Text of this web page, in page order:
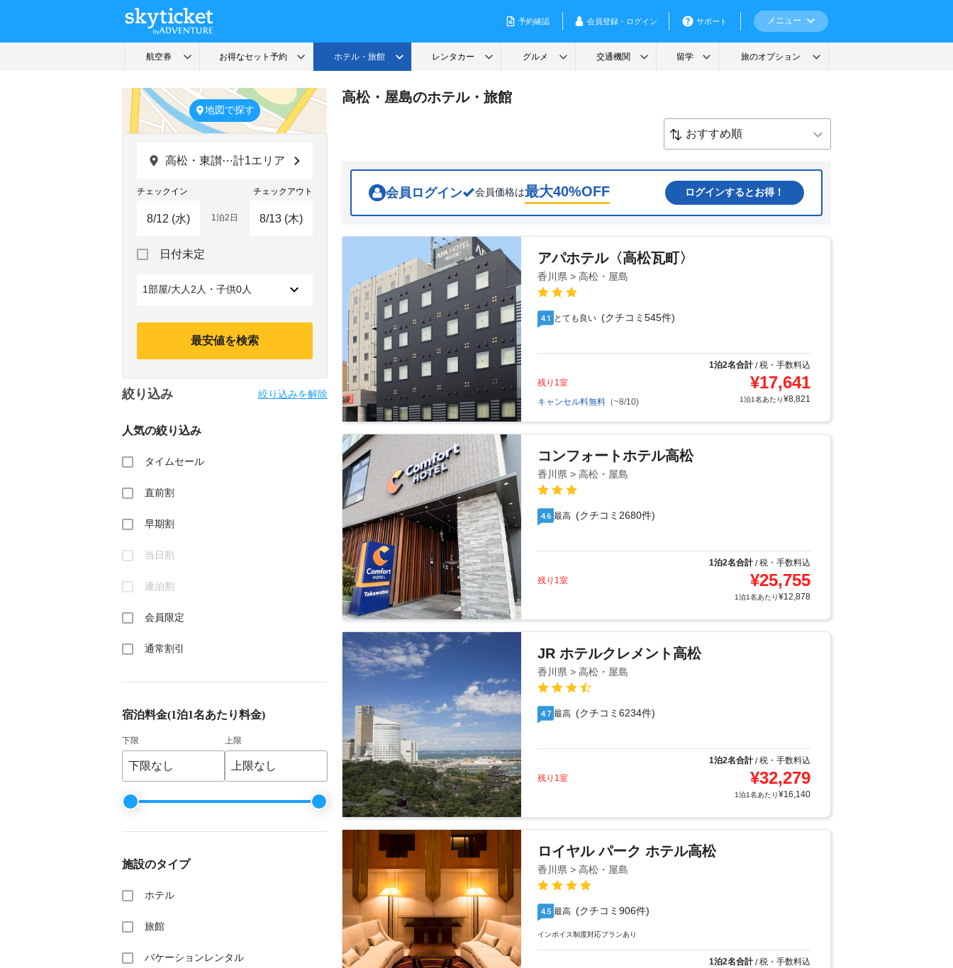
地図で探す
高松・東讃⋯計1エリア
チェックイン チェックアウト
forward
with
a
Press
the
key
get
shortcuts
changing
1泊2日
with
select
Press
the
日付未定
1部屋/大人2人・子供0人
最安値を検索
絞り込み 絞り込みを解除
人気の絞り込み
タイムセール
直前割
早期割
当日割
連泊割
会員限定
通常割引
宿泊料金(1泊1名あたり料金)
下限 上限
施設のタイプ
ホテル
旅館
バケーションレンタル
高松・屋島のホテル・旅館
会員ログイン 会員価格は最大40%OFF ログインするとお得！
アパホテル〈高松瓦町〉
香川県 > 高松・屋島
4.1 とても良い (クチコミ545件)
1泊2名合計/税・手数料込
残り1室
¥17,641
キャンセル料無料 （~8/10) 1泊1名あたり¥8,821
コンフォートホテル高松
香川県 > 高松・屋島
4.6 最高 (クチコミ2680件)
1泊2名合計/税・手数料込
残り1室
¥25,755
1泊1名あたり¥12,878
JR ホテルクレメント高松
香川県 > 高松・屋島
4.7 最高 (クチコミ6234件)
1泊2名合計/税・手数料込
残り1室
¥32,279
1泊1名あたり¥16,140
ロイヤル パーク ホテル高松
香川県 > 高松・屋島
4.5 最高 (クチコミ906件)
インボイス制度対応プランあり
1泊2名合計/税・手数料込